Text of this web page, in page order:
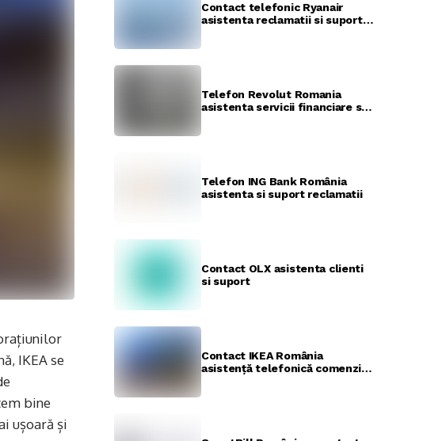
IKEA se
bine
ușoară și
Contact telefonic Ryanair
asistenta reclamatii si suport
Telefon Revolut Romania
asistenta servicii financiare si
Telefon ING Bank România
asistenta si suport reclamatii
Contact OLX asistenta clienti
si suport
Contact IKEA România
asistență telefonică comenzi și